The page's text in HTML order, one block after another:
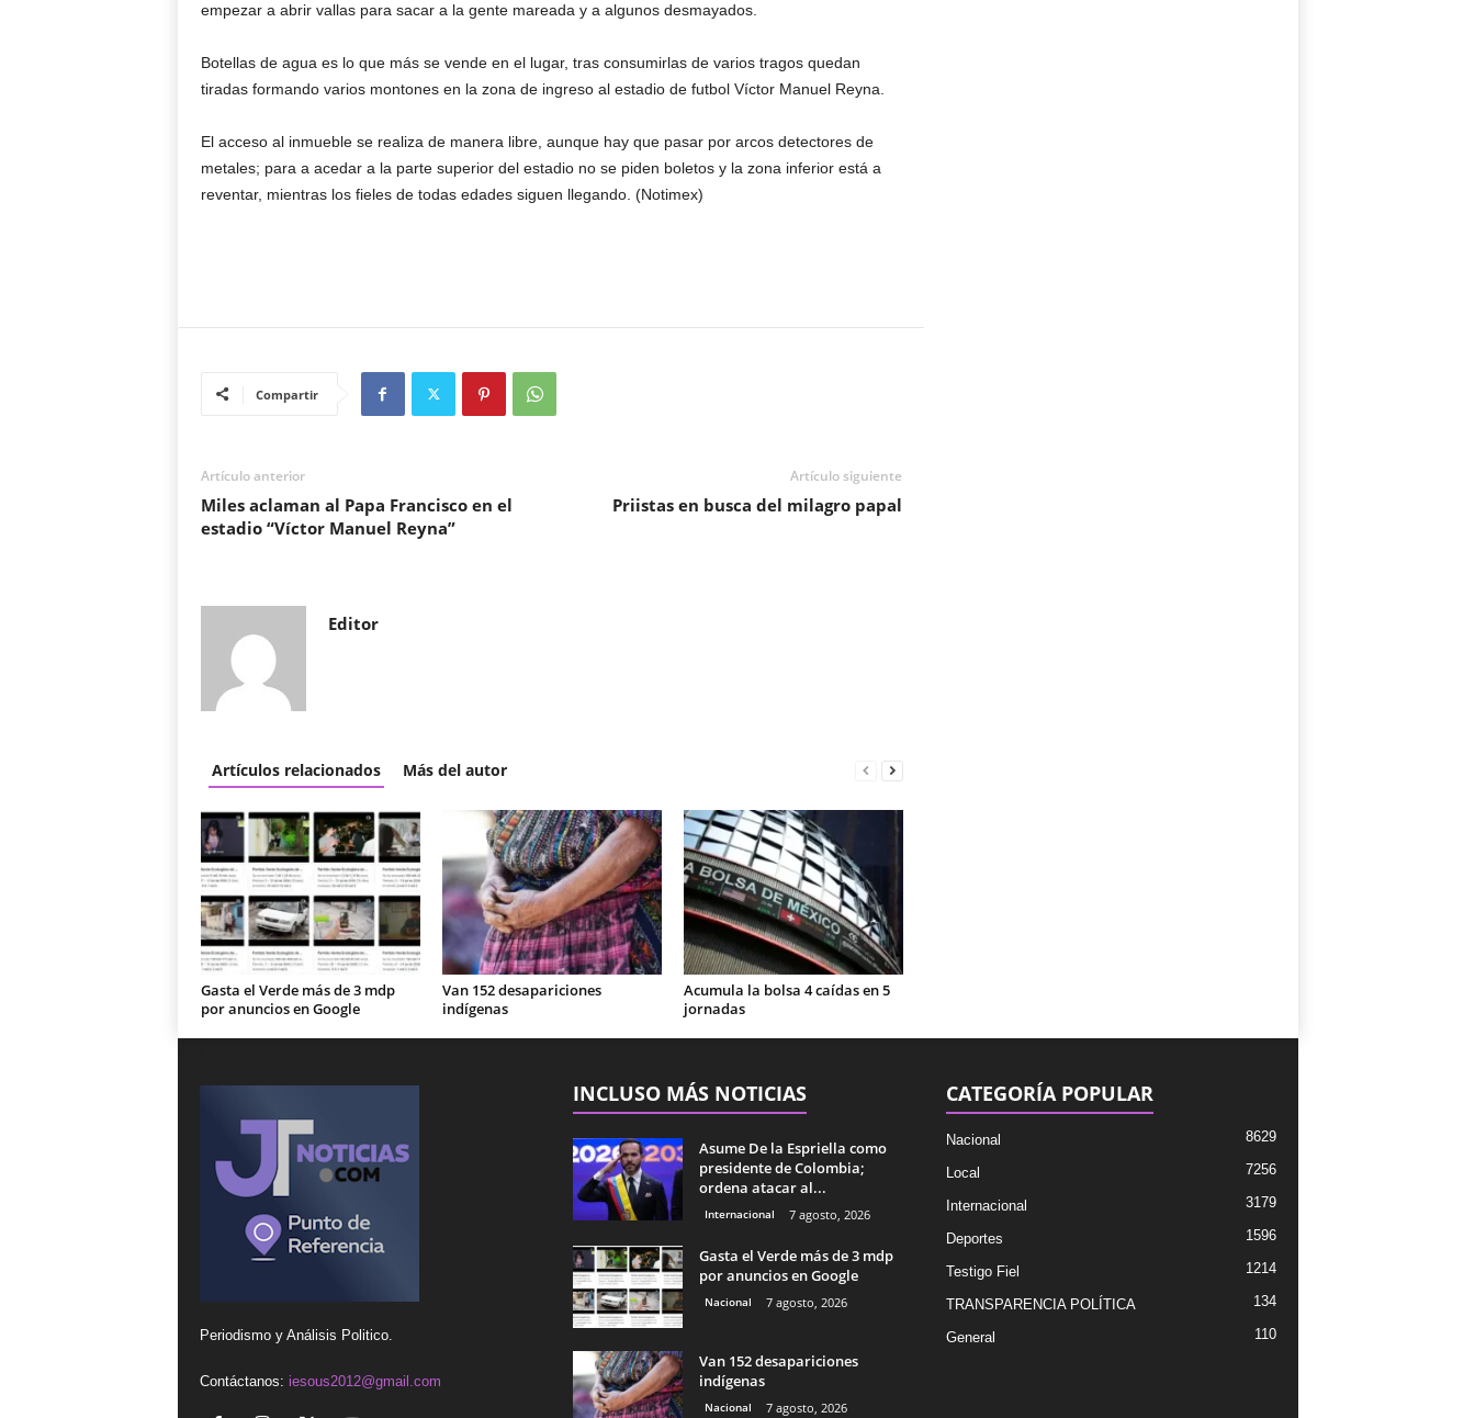
empezar a abrir vallas para sacar a la gente mareada y a algunos desmayados.
Botellas de agua es lo que más se vende en el lugar, tras consumirlas de varios tragos quedan
tiradas formando varios montones en la zona de ingreso al estadio de futbol Víctor Manuel Reyna.
El acceso al inmueble se realiza de manera libre, aunque hay que pasar por arcos detectores de
metales; para a acedar a la parte superior del estadio no se piden boletos y la zona inferior está a
reventar, mientras los fieles de todas edades siguen llegando. (Notimex)
Compartir
Artículo anterior
Miles aclaman al Papa Francisco en el
estadio “Víctor Manuel Reyna”
Artículo siguiente
Priistas en busca del milagro papal
Editor
Artículos relacionados Más del autor
Gasta el Verde más de 3 mdp
por anuncios en Google
Van 152 desapariciones
indígenas
Acumula la bolsa 4 caídas en 5
jornadas
Periodismo y Análisis Politico.
Contáctanos: iesous2012@gmail.com
INCLUSO MÁS NOTICIAS
Asume De la Espriella como
presidente de Colombia;
ordena atacar al...
Internacional 7 agosto, 2026
Gasta el Verde más de 3 mdp
por anuncios en Google
Nacional 7 agosto, 2026
Van 152 desapariciones
indígenas
Nacional 7 agosto, 2026
CATEGORÍA POPULAR
Nacional 8629
Local 7256
Internacional 3179
Deportes 1596
Testigo Fiel 1214
TRANSPARENCIA POLÍTICA 134
General 110